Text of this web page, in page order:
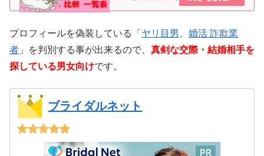
に登録は一切無料なのでまずは無料で使ってみ
てね。当ブログ管理人は以下のマッチングアプ
プロフィールを偽装している「 ヤリ目男
婚活 詐欺業
者 」を判別する事が出来るので、 真剣な交際・結婚相手を
探している男女向けです。
ブライダルネット